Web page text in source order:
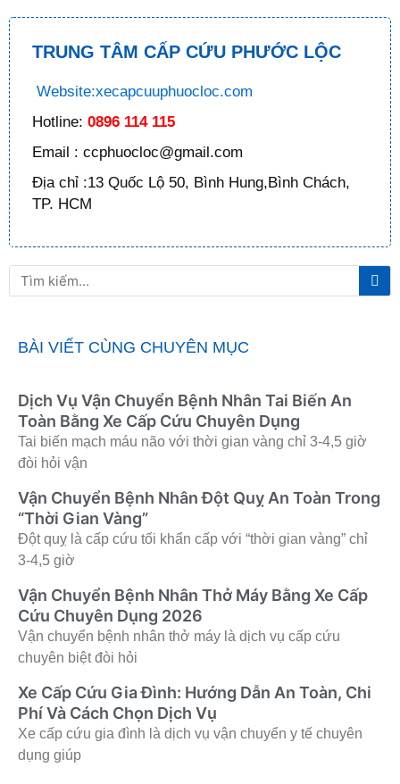
TRUNG TÂM CẤP CỨU PHƯỚC LỘC
Website:xecapcuuphuocloc.com
Hotline: 0896 114 115
Email : ccphuocloc@gmail.com
Địa chỉ :13 Quốc Lộ 50, Bình Hung,Bình Chách,
TP. HCM
Tìm
kiếm
BÀI VIẾT CÙNG CHUYÊN MỤC
Dịch Vụ Vận Chuyển Bệnh Nhân Tai Biến An
Toàn Bằng Xe Cấp Cứu Chuyên Dụng
Tai biến mạch máu não với thời gian vàng chỉ 3-4,5 giờ
đòi hỏi vận
Vận Chuyển Bệnh Nhân Đột Quỵ An Toàn Trong
“Thời Gian Vàng”
Đột quỵ là cấp cứu tối khẩn cấp với “thời gian vàng” chỉ
3-4,5 giờ
Vận Chuyển Bệnh Nhân Thở Máy Bằng Xe Cấp
Cứu Chuyên Dụng 2026
Vận chuyển bệnh nhân thở máy là dịch vụ cấp cứu
chuyên biệt đòi hỏi
Xe Cấp Cứu Gia Đình: Hướng Dẫn An Toàn, Chi
Phí Và Cách Chọn Dịch Vụ
Xe cấp cứu gia đình là dịch vụ vận chuyển y tế chuyên
dụng giúp